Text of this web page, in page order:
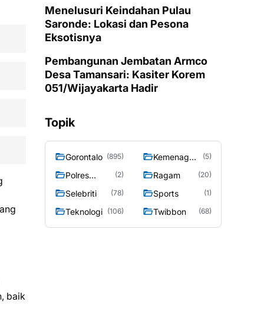
baik
Menelusuri Keindahan Pulau
Saronde: Lokasi dan Pesona
Eksotisnya
Pembangunan Jembatan Armco
Desa Tamansari: Kasiter Korem
051/Wijayakarta Hadir
Topik
Gorontalo (895)
Kemenag
(5)
Polres
(2) Ragam (20)
Selebriti (78) Sports (1)
Teknologi (106) Twibbon (68)